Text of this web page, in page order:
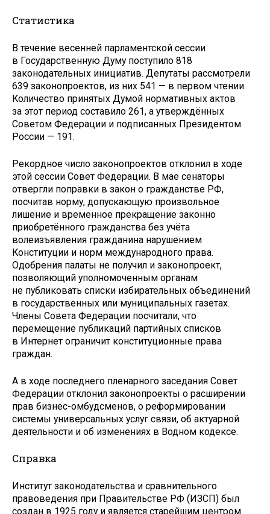
Статистика
В течение весенней парламентской сессии
в Государственную Думу поступило 818
законодательных инициатив. Депутаты рассмотрели
639 законопроектов, из них 541 — в первом чтении.
Количество принятых Думой нормативных актов
за этот период составило 261, а утверждённых
Советом Федерации и подписанных Президентом
России — 191.
Рекордное число законопроектов отклонил в ходе
этой сессии Совет Федерации. В мае сенаторы
отвергли поправки в закон о гражданстве РФ,
посчитав норму, допускающую произвольное
лишение и временное прекращение законно
приобретённого гражданства без учёта
волеизъявления гражданина нарушением
Конституции и норм международного права.
Одобрения палаты не получил и законопроект,
позволяющий уполномоченным органам
не публиковать списки избирательных объединений
в государственных или муниципальных газетах.
Члены Совета Федерации посчитали, что
перемещение публикаций партийных списков
в Интернет ограничит конституционные права
граждан.
А в ходе последнего пленарного заседания Совет
Федерации отклонил законопроекты о расширении
прав бизнес-омбудсменов, о реформировании
системы универсальных услуг связи, об актуарной
деятельности и об изменениях в Водном кодексе.
Справка
Институт законодательства и сравнительного
правоведения при Правительстве РФ (ИЗСП) был
создан в 1925 году и является старейшим центром